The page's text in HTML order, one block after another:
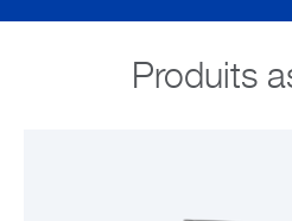
Produits